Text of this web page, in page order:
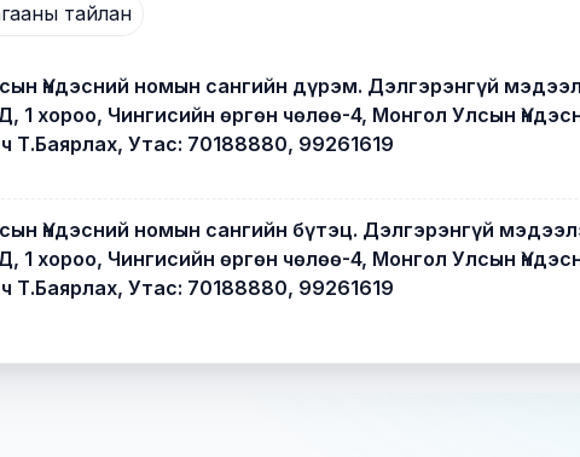
тайлан
Үндэсний номын сангийн дүрэм. Дэлгэрэнгүй
1 хороо, Чингисийн өргөн чөлөө-4, Монгол Улсын
Т.Баярлах, Утас: 70188880, 99261619
Үндэсний номын сангийн бүтэц. Дэлгэрэнгүй
1 хороо, Чингисийн өргөн чөлөө-4, Монгол Улсын
Т.Баярлах, Утас: 70188880, 99261619